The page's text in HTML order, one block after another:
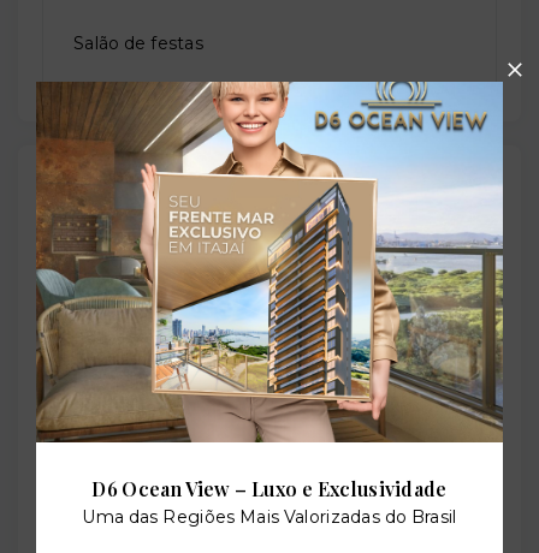
Salão de festas
Outras Informações
Referência:
O-77207-120305
Residencial
D6 Ocean View – Luxo e Exclusividade
Uma das Regiões Mais Valorizadas do Brasil